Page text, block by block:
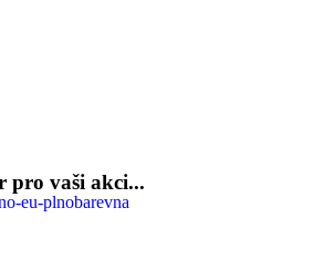
pro vaši akci...